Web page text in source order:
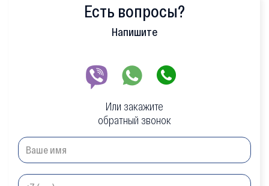
Есть вопросы?
Напишите
Или закажите
обратный звонок